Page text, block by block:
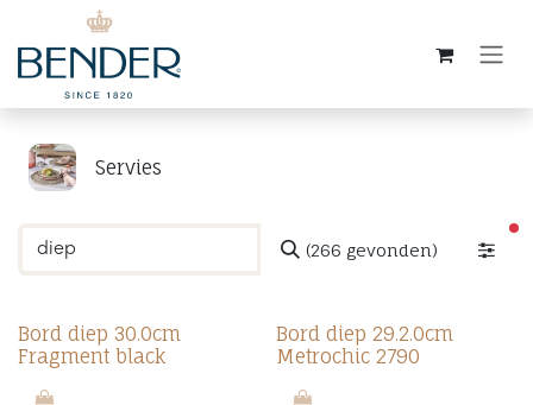
Overslaan naar inhoud
Servies
(266 gevonden)
Bord diep 30.0cm
Fragment black
Bord diep 29.2.0cm
Metrochic 2790